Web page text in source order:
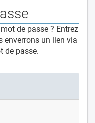
de passe ? Entrez
enverrons un lien via
de passe.